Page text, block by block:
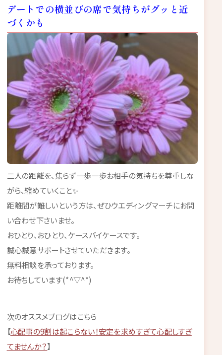
デートでの横並びの席で気持ちがグッと近
づくかも
二人の距離を、焦らず一歩一歩お相手の気持ちを尊重しな
がら、縮めていくこと✨
距離間が難しいという方は、ぜひウエディングマーチにお問
い合わせ下さいませ。
おひとり、おひとり、ケースバイケースです。
誠心誠意サポートさせていただきます。
無料相談を承っております。
お待ちしています(*^▽^*)
次のオススメブログはこちら
【心配事の9割は起こらない！安定を求めすぎて心配しすぎ
てませんか？】